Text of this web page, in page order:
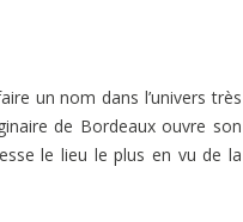
un nom dans l’univers très
de Bordeaux ouvre son
le lieu le plus en vu de la